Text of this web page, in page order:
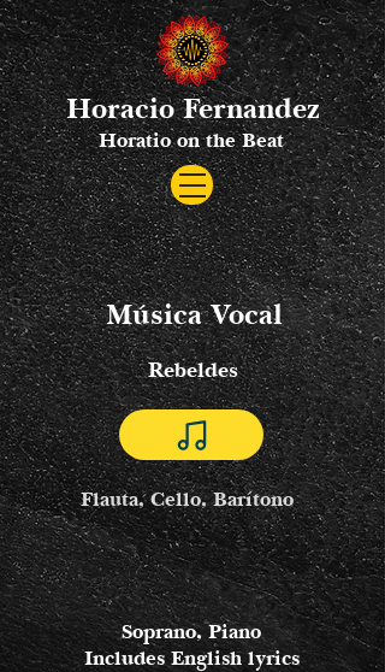
Horacio Fernandez
Horatio on the Beat
​Música Vocal
Rebeldes
Flauta, Cello, Barítono
Soprano, Piano
Includes English lyrics